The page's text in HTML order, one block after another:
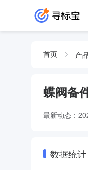
首页 产
蝶阀备
最新动态：
数据统计